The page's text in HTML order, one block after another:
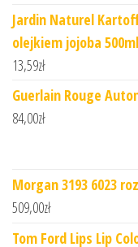
Jardin Naturel
olejkiem jojoba 500ml
13,59zł
Guerlain Rouge
84,00zł
Morgan 3193 6023
509,00zł
Tom Ford Lips Lip